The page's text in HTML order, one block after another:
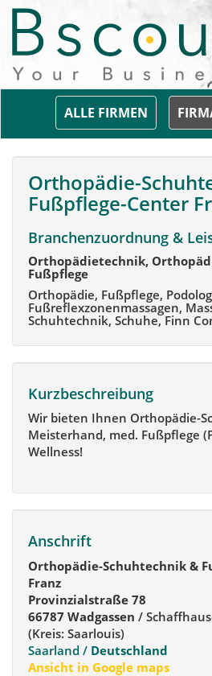
ALLE FIRMEN
Orthopädie-
Fußpflege-Center
Branchenzuordnung &
Orthopädietechnik,
Fußpflege
Orthopädie, Fußpflege,
Fußreflexzonenmassagen,
Schuhtechnik, Schuhe, Finn
Kurzbeschreibung
Wir bieten Ihnen Orthopädie-
Meisterhand, med. Fußpflege
Wellness!
Anschrift
Orthopädie-Schuhtechnik &
Franz
Provinzialstraße 78
66787 Wadgassen /
(Kreis: Saarlouis)
Saarland / Deutschland
Ansicht in Google maps